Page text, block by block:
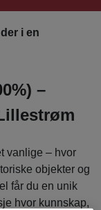
i en
–
vanlige – hvor
objekter og
får du en unik
hvor kunnskap,